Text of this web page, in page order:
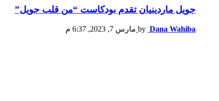
جويل ماردينيان تقدم بودكاست “من قلب جويل”
by Dana Wahiba مارس 7, 2023, 6:37 م